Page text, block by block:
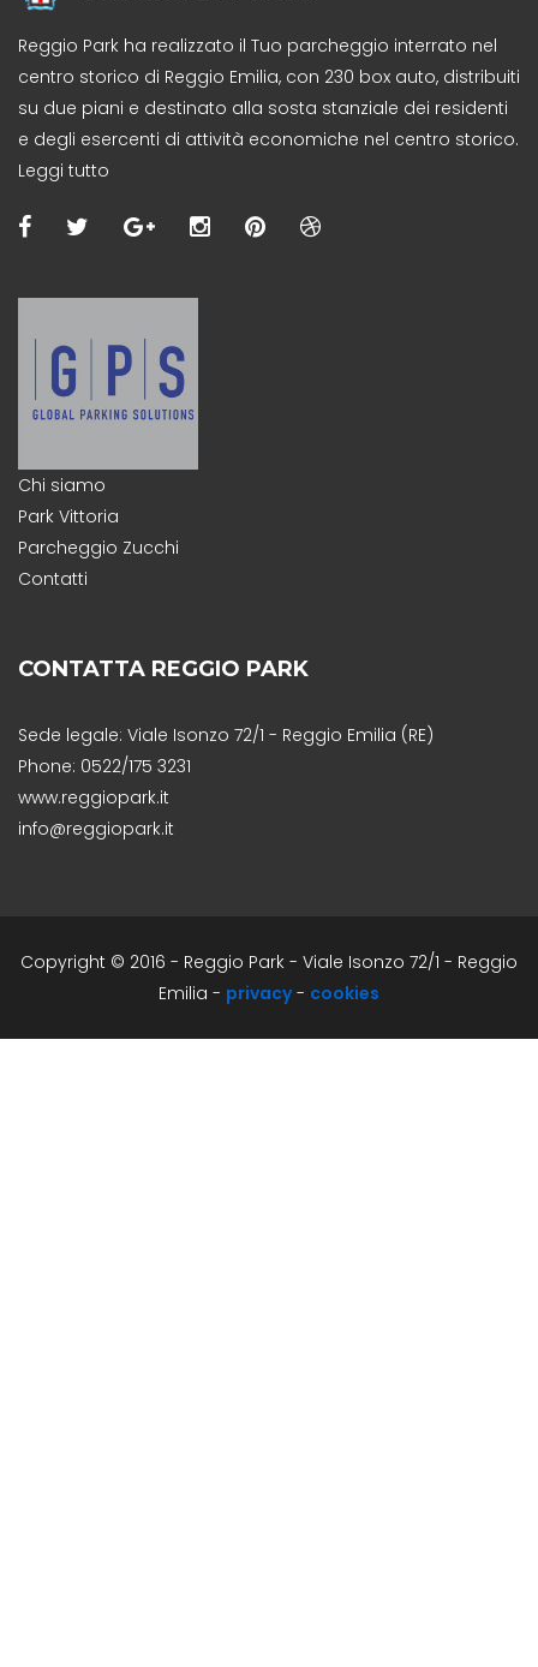
Reggio Park ha realizzato il Tuo parcheggio interrato nel
centro storico di Reggio Emilia, con 230 box auto, distribuiti
su due piani e destinato alla sosta stanziale dei residenti
e degli esercenti di attività economiche nel centro storico.
Leggi tutto
Chi siamo
Park Vittoria
Parcheggio Zucchi
Contatti
CONTATTA REGGIO PARK
Sede legale: Viale Isonzo 72/1 - Reggio Emilia (RE)
Phone: 0522/175 3231
www.reggiopark.it
info@reggiopark.it
Copyright © 2016 - Reggio Park - Viale Isonzo 72/1 - Reggio
Emilia - privacy- cookies